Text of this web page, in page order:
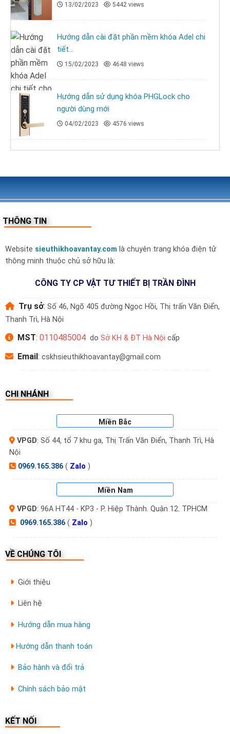
13/02/2023 5442 views
Hướng dẫn cài đặt phần mềm khóa Adel chi
tiết...
15/02/2023 4648 views
Hướng dẫn sử dụng khóa PHGLock cho
người dùng mới
04/02/2023 4576 views
THÔNG TIN
Website sieuthikhoavantay.com là chuyên trang khóa điện tử
thông minh thuộc chủ sở hữu là:
CÔNG TY CP VẬT TƯ THIẾT BỊ TRẦN ĐÌNH
Trụ sở: Số 46, Ngõ 405 đường Ngọc Hồi, Thị trấn Văn Điển,
Thanh Trì, Hà Nội
MST: 0110485004do Sở KH & ĐT Hà Nội cấp
Email: cskhsieuthikhoavantay@gmail.com
CHI NHÁNH
Miền Bắc
VPGD: Số 44, tổ 7 khu ga, Thị Trấn Văn Điển, Thanh Trì, Hà
Nội
0969.165.386( Zalo )
Miền Nam
VPGD: 96A HT44 - KP3 - P. Hiệp Thành. Quận 12. TPHCM
0969.165.386( Zalo )
VỀ CHÚNG TÔI
Giới thiệu
Liên hệ
Hướng dẫn mua hàng
Hướng dẫn thanh toán
Bảo hành và đổi trả
Chính sách bảo mật
KẾT NỐI